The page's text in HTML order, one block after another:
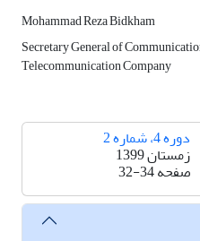
Mohammad Reza Bidkham
Secretary General of
Telecommunication Company
دوره 4، شماره 2
زمستان 1399
صفحه32-34